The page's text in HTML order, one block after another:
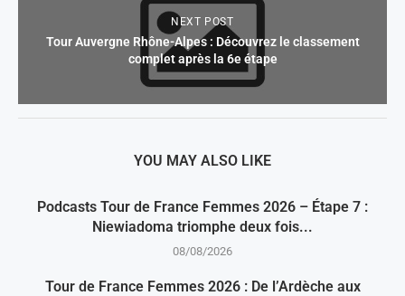
NEXT POST
Tour Auvergne Rhône-Alpes : Découvrez le classement
complet après la 6e étape
YOU MAY ALSO LIKE
Podcasts Tour de France Femmes 2026 – Étape 7 :
Niewiadoma triomphe deux fois...
08/08/2026
Tour de France Femmes 2026 : De l’Ardèche aux